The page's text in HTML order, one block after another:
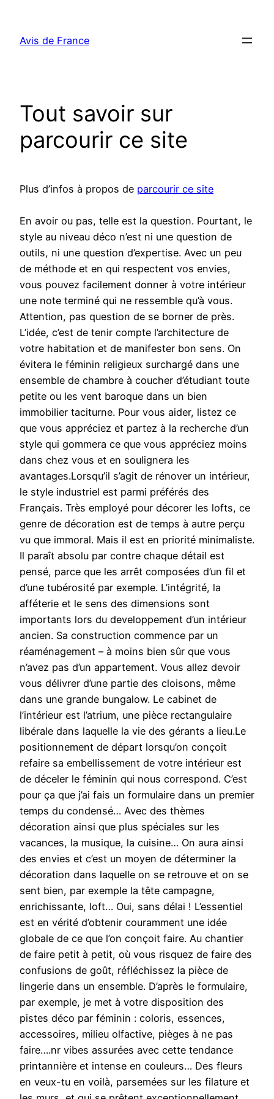
contenu
Avis de France
Tout savoir sur
parcourir ce site
Plus d’infos à propos de parcourir ce site
En avoir ou pas, telle est la question. Pourtant, le
style au niveau déco n’est ni une question de
outils, ni une question d’expertise. Avec un peu
de méthode et en qui respectent vos envies,
vous pouvez facilement donner à votre intérieur
une note terminé qui ne ressemble qu’à vous.
Attention, pas question de se borner de près.
L’idée, c’est de tenir compte l’architecture de
votre habitation et de manifester bon sens. On
évitera le féminin religieux surchargé dans une
ensemble de chambre à coucher d’étudiant toute
petite ou les vent baroque dans un bien
immobilier taciturne. Pour vous aider, listez ce
que vous appréciez et partez à la recherche d’un
style qui gommera ce que vous appréciez moins
dans chez vous et en soulignera les
avantages.Lorsqu’il s’agit de rénover un intérieur,
le style industriel est parmi préférés des
Français. Très employé pour décorer les lofts, ce
genre de décoration est de temps à autre perçu
vu que immoral. Mais il est en priorité minimaliste.
Il paraît absolu par contre chaque détail est
pensé, parce que les arrêt composées d’un fil et
d’une tubérosité par exemple. L’intégrité, la
afféterie et le sens des dimensions sont
importants lors du developpement d’un intérieur
ancien. Sa construction commence par un
réaménagement – à moins bien sûr que vous
n’avez pas d’un appartement. Vous allez devoir
vous délivrer d’une partie des cloisons, même
dans une grande bungalow. Le cabinet de
l’intérieur est l’atrium, une pièce rectangulaire
libérale dans laquelle la vie des gérants a lieu.Le
positionnement de départ lorsqu’on conçoit
refaire sa embellissement de votre intérieur est
de déceler le féminin qui nous correspond. C’est
pour ça que j’ai fais un formulaire dans un premier
temps du condensé… Avec des thèmes
décoration ainsi que plus spéciales sur les
vacances, la musique, la cuisine… On aura ainsi
des envies et c’est un moyen de déterminer la
décoration dans laquelle on se retrouve et on se
sent bien, par exemple la tête campagne,
enrichissante, loft… Oui, sans délai ! L’essentiel
est en vérité d’obtenir couramment une idée
globale de ce que l’on conçoit faire. Au chantier
de faire petit à petit, où vous risquez de faire des
confusions de goût, réfléchissez la pièce de
lingerie dans un ensemble. D’après le formulaire,
par exemple, je met à votre disposition des
pistes déco par féminin : coloris, essences,
accessoires, milieu olfactive, pièges à ne pas
faire….nr vibes assurées avec cette tendance
printannière et intense en couleurs… Des fleurs
en veux-tu en voilà, parsemées sur les filature et